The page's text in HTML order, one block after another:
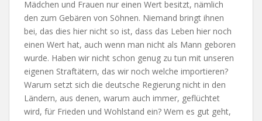
Mädchen und Frauen nur einen Wert besitzt, nämlich
den zum Gebären von Söhnen. Niemand bringt ihnen
bei, das dies hier nicht so ist, dass das Leben hier noch
einen Wert hat, auch wenn man nicht als Mann geboren
wurde. Haben wir nicht schon genug zu tun mit unseren
eigenen Straftätern, das wir noch welche importieren?
Warum setzt sich die deutsche Regierung nicht in den
Ländern, aus denen, warum auch immer, geflüchtet
wird, für Frieden und Wohlstand ein? Wem es gut geht,